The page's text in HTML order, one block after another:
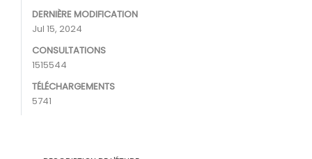
DERNIÈRE MODIFICATION
Jul 15, 2024
CONSULTATIONS
1515544
TÉLÉCHARGEMENTS
5741